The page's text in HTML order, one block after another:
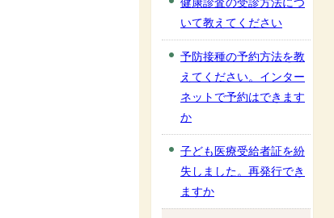
いて教えてください
予防接種の予約方法を教
えてください。インター
ネットで予約はできます
か
子ども医療受給者証を紛
失しました。再発行でき
ますか